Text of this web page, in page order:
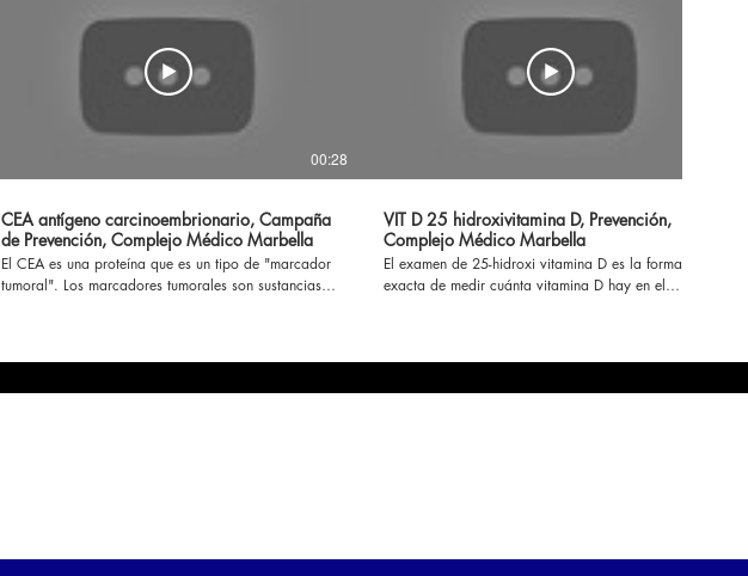
00:28
CEA antígeno carcinoembrionario, Campaña
de Prevención, Complejo Médico Marbella
El CEA es una proteína que es un tipo de "marcador
tumoral". Los marcadores tumorales son sustancias
VIT D 25 hidroxivitamina D, Prevención,
Complejo Médico Marbella
El examen de 25-hidroxi vitamina D es la forma más
exacta de medir cuánta vitamina D hay en el